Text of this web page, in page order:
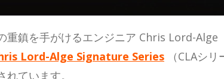
重鎮を手がけるエンジニア Chris Lord-
Lord-Alge Signature Series （CLAシ
ています。